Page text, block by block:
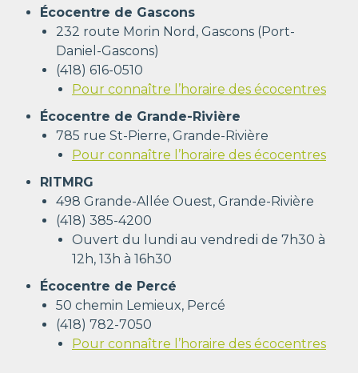
Écocentre de Gascons
232 route Morin Nord, Gascons (Port-
Daniel-Gascons)
(418) 616-0510
Pour connaître l’horaire des écocentres
Écocentre de Grande-Rivière
785 rue St-Pierre, Grande-Rivière
Pour connaître l’horaire des écocentres
RITMRG
498 Grande-Allée Ouest, Grande-Rivière
(418) 385-4200
Ouvert du lundi au vendredi de 7h30 à
12h, 13h à 16h30
Écocentre de Percé
50 chemin Lemieux, Percé
(418) 782-7050
Pour connaître l’horaire des écocentres